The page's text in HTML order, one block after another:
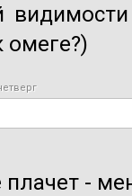
омеге?)
плачет -